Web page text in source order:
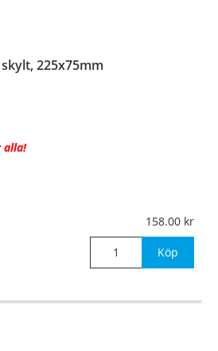
225x75mm
alla!
aluminium, 1mm (plan)
158.00
Köp